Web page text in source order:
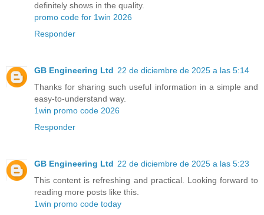
definitely shows in the quality.
promo code for 1win 2026
Responder
GB Engineering Ltd 22 de diciembre de 2025 a las 5:14
Thanks for sharing such useful information in a simple and
easy-to-understand way.
1win promo code 2026
Responder
GB Engineering Ltd 22 de diciembre de 2025 a las 5:23
This content is refreshing and practical. Looking forward to
reading more posts like this.
1win promo code today